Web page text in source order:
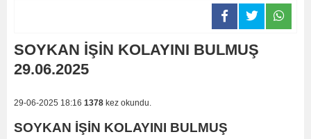
SOYKAN İŞİN KOLAYINI BULMUŞ
29.06.2025
29-06-2025 18:16 1378 kez okundu.
SOYKAN İŞİN KOLAYINI BULMUŞ